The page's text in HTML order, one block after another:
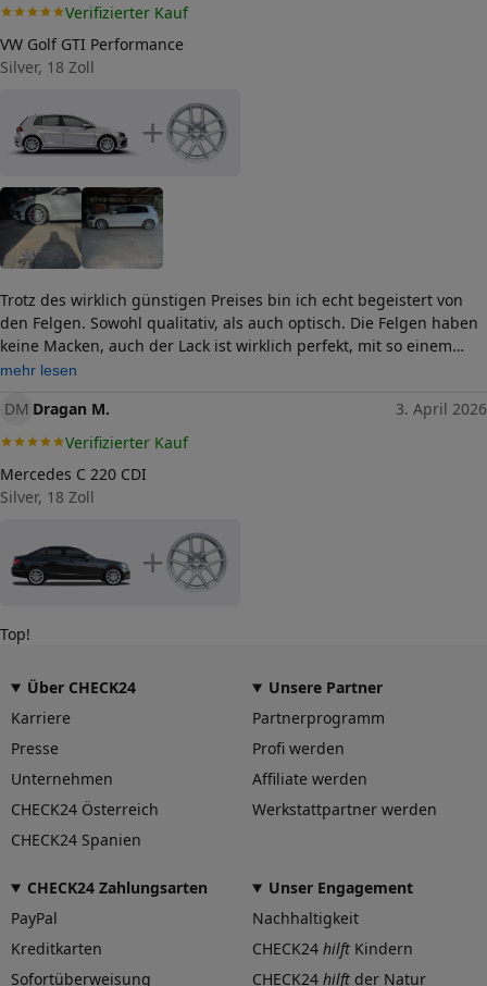
Verifizierter Kauf
VW Golf GTI Performance
Silver, 18 Zoll
+
Trotz des wirklich günstigen Preises bin ich echt begeistert von
den Felgen. Sowohl qualitativ, als auch optisch. Die Felgen haben
keine Macken, auch der Lack ist wirklich perfekt, mit so einem
tollen Ergebnis hatte ich anfangs nicht gerechnet. Das Zubehör
die Felge definitiv noch mal bestellen.
mehr lesen
DM Dragan M.
3. April 2026
Verifizierter Kauf
Mercedes C 220 CDI
Silver, 18 Zoll
+
Top!
Über CHECK24
Karriere
Presse
Unternehmen
CHECK24 Österreich
CHECK24 Spanien
Unsere Partner
Partnerprogramm
Profi werden
Affiliate werden
Werkstattpartner werden
CHECK24 Zahlungsarten
PayPal
Kreditkarten
Sofortüberweisung
Unser Engagement
Nachhaltigkeit
CHECK24 hilft Kindern
CHECK24 hilft der Natur